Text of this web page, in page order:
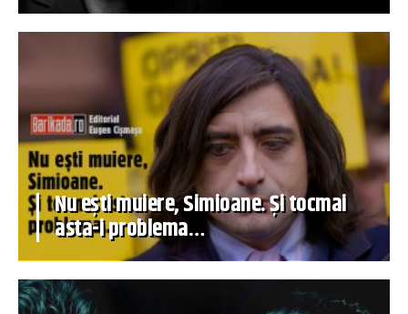
Nu ești muiere, Simioane. Și tocmai
asta-i problema…